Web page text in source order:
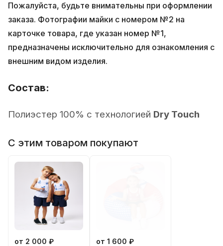
Пожалуйста, будьте внимательны при оформлении
заказа. Фотографии майки с номером №2 на
карточке товара, где указан номер №1,
предназначены исключительно для ознакомления с
внешним видом изделия.
Состав:
Полиэстер 100% с технологией Dry Touch
С этим товаром покупают
от 2 000 ₽
от 1 600 ₽